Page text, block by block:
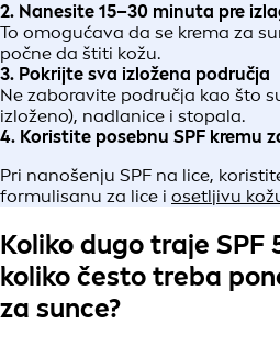
2. Nanesite 15–30 minuta pre
To omogućava da se krema za
počne da štiti kožu.
3. Pokrijte sva izložena područja
Ne zaboravite područja kao što
izloženo), nadlanice i stopala.
4. Koristite posebnu SPF kremu
Pri nanošenju SPF na lice,
formulisanu za lice i osetljivu
Koliko dugo traje SPF
koliko često treba
za sunce?